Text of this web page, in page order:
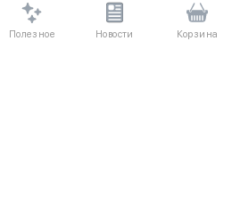
Полезное Новости Корзина